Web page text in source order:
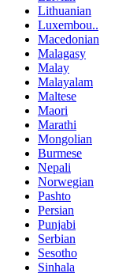
Lithuanian
Luxembou..
Macedonian
Malagasy
Malay
Malayalam
Maltese
Maori
Marathi
Mongolian
Burmese
Nepali
Norwegian
Pashto
Persian
Punjabi
Serbian
Sesotho
Sinhala